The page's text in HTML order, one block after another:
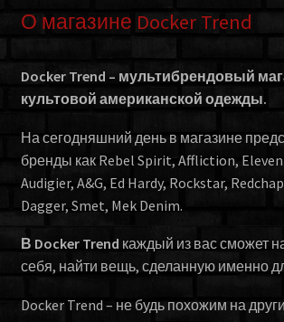
О магазине Docker Trend
Docker Trend – мультибрендовый
культовой американской одежды.
На сегодняшний день в магазине
бренды как Rebel Spirit, Affliction,
Audigier, A&G, Ed Hardy, Rockstar,
Dagger, Smet, Mek Denim.
В Docker Trend каждый из вас сможет
себя, найти вещь, сделанную именно
Docker Trend – не будь похожим на